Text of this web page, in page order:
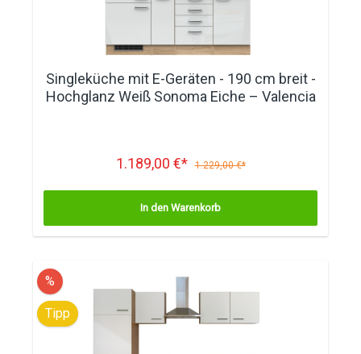
Singleküche mit E-Geräten - 190 cm breit -
Hochglanz Weiß Sonoma Eiche – Valencia
1.189,00 €* 1.229,00 €*
In den Warenkorb
%
Tipp